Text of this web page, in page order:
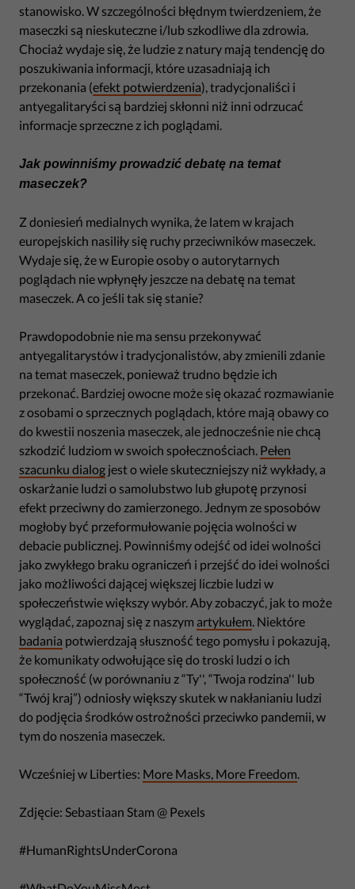
stanowisko. W szczególności błędnym twierdzeniem, że
maseczki są nieskuteczne i/lub szkodliwe dla zdrowia.
Chociaż wydaje się, że ludzie z natury mają tendencję do
poszukiwania informacji, które uzasadniają ich
przekonania (efekt potwierdzenia), tradycjonaliści i
antyegalitaryści są bardziej skłonni niż inni odrzucać
informacje sprzeczne z ich poglądami.
Jak powinniśmy prowadzić debatę na temat
maseczek?
Z doniesień medialnych wynika, że latem w krajach
europejskich nasiliły się ruchy przeciwników maseczek.
Wydaje się, że w Europie osoby o autorytarnych
poglądach nie wpłynęły jeszcze na debatę na temat
maseczek. A co jeśli tak się stanie?
Prawdopodobnie nie ma sensu przekonywać
antyegalitarystów i tradycjonalistów, aby zmienili zdanie
na temat maseczek, ponieważ trudno będzie ich
przekonać. Bardziej owocne może się okazać rozmawianie
z osobami o sprzecznych poglądach, które mają obawy co
do kwestii noszenia maseczek, ale jednocześnie nie chcą
szkodzić ludziom w swoich społecznościach. Pełen
szacunku dialog jest o wiele skuteczniejszy niż wykłady, a
oskarżanie ludzi o samolubstwo lub głupotę przynosi
efekt przeciwny do zamierzonego. Jednym ze sposobów
mogłoby być przeformułowanie pojęcia wolności w
debacie publicznej. Powinniśmy odejść od idei wolności
jako zwykłego braku ograniczeń i przejść do idei wolności
jako możliwości dającej większej liczbie ludzi w
społeczeństwie większy wybór. Aby zobaczyć, jak to może
wyglądać, zapoznaj się z naszym artykułem. Niektóre
badania potwierdzają słuszność tego pomysłu i pokazują,
że komunikaty odwołujące się do troski ludzi o ich
społeczność (w porównaniu z “Ty'', “Twoja rodzina'' lub
“Twój kraj”) odniosły większy skutek w nakłanianiu ludzi
do podjęcia środków ostrożności przeciwko pandemii, w
tym do noszenia maseczek.
Wcześniej w Liberties: More Masks, More Freedom.
Zdjęcie: Sebastiaan Stam @ Pexels
#HumanRightsUnderCorona